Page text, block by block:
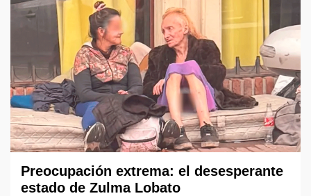
Preocupación extrema: el desesperante
estado de Zulma Lobato